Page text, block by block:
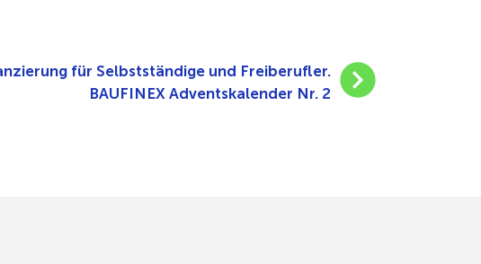
für Selbstständige und Freiberufler.
BAUFINEX Adventskalender Nr. 2